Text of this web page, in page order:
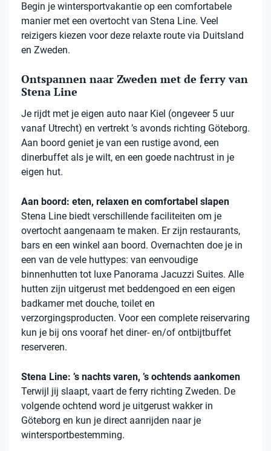
Begin je wintersportvakantie op een comfortabele
manier met een overtocht van Stena Line. Veel
reizigers kiezen voor deze relaxte route via Duitsland
en Zweden.
Ontspannen naar Zweden met de ferry van
Stena Line
Je rijdt met je eigen auto naar Kiel (ongeveer 5 uur
vanaf Utrecht) en vertrekt ’s avonds richting Göteborg.
Aan boord geniet je van een rustige avond, een
dinerbuffet als je wilt, en een goede nachtrust in je
eigen hut.
Aan boord: eten, relaxen en comfortabel slapen
Stena Line biedt verschillende faciliteiten om je
overtocht aangenaam te maken. Er zijn restaurants,
bars en een winkel aan boord. Overnachten doe je in
een van de vele huttypes: van eenvoudige
binnenhutten tot luxe Panorama Jacuzzi Suites. Alle
hutten zijn uitgerust met beddengoed en een eigen
badkamer met douche, toilet en
verzorgingsproducten. Voor een complete reiservaring
kun je bij ons vooraf het diner- en/of ontbijtbuffet
reserveren.
Stena Line: ’s nachts varen, ’s ochtends aankomen
Terwijl jij slaapt, vaart de ferry richting Zweden. De
volgende ochtend word je uitgerust wakker in
Göteborg en kun je direct aanrijden naar je
wintersportbestemming.